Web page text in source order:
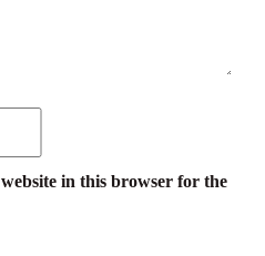
in this browser for the